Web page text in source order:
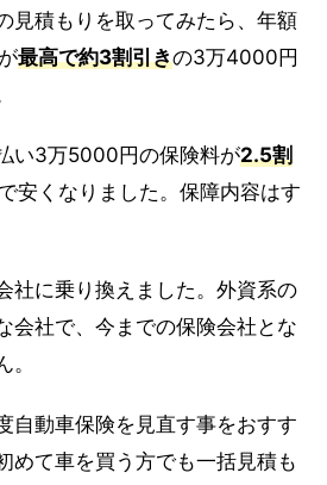
見積もりを取ってみたら、年額
最高で約3割引きの3万4000円
い3万5000円の保険料が2.5割
安くなりました。保障内容はす
社に乗り換えました。外資系の
会社で、今までの保険会社とな
自動車保険を見直す事をおすす
めて車を買う方でも一括見積も